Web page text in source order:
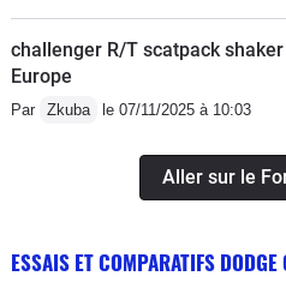
challenger R/T scatpack
Europe
Par Zkuba le 07/11/2025 à 10:03
Aller sur le
ESSAIS ET COMPARATIFS